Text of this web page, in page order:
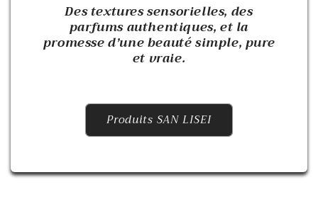
Des textures sensorielles, des
parfums authentiques, et la
promesse d’une beauté simple, pure
et vraie.
Produits SAN LISEI